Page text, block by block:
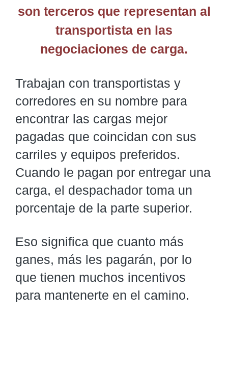
son terceros que representan al
transportista en las
negociaciones de carga.
Trabajan con transportistas y
corredores en su nombre para
encontrar las cargas mejor
pagadas que coincidan con sus
carriles y equipos preferidos.
Cuando le pagan por entregar una
carga, el despachador toma un
porcentaje de la parte superior.
Eso significa que cuanto más
ganes, más les pagarán, por lo
que tienen muchos incentivos
para mantenerte en el camino.